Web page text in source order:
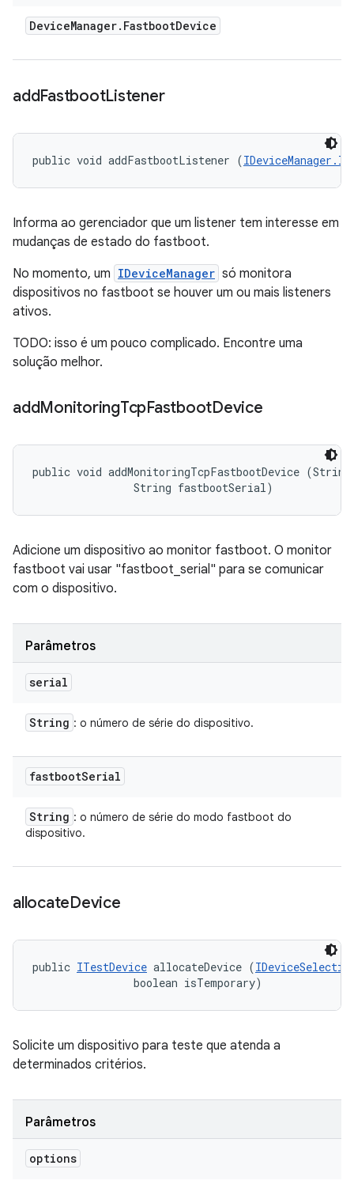
DeviceManager. FastbootDevice
addFastbootListener
public void addFastbootListener (
Informa ao gerenciador que um listener tem interesse em
mudanças de estado do fastboot.
No momento, um IDeviceManager só monitora
dispositivos no fastboot se houver um ou mais listeners
ativos.
TODO: isso é um pouco complicado. Encontre uma
solução melhor.
addMonitoringTcpFastbootDevice
public void addMonitoringTcpFastbootDevice
                String fastbootSerial)
Adicione um dispositivo ao monitor fastboot. O monitor
fastboot vai usar "fastboot_serial" para se comunicar
com o dispositivo.
Parâmetros
serial
String : o número de série do dispositivo.
fastbootSerial
String : o número de série do modo fastboot do
dispositivo.
allocateDevice
public ITestDevice allocateDevice (
                boolean isTemporary)
Solicite um dispositivo para teste que atenda a
determinados critérios.
Parâmetros
options